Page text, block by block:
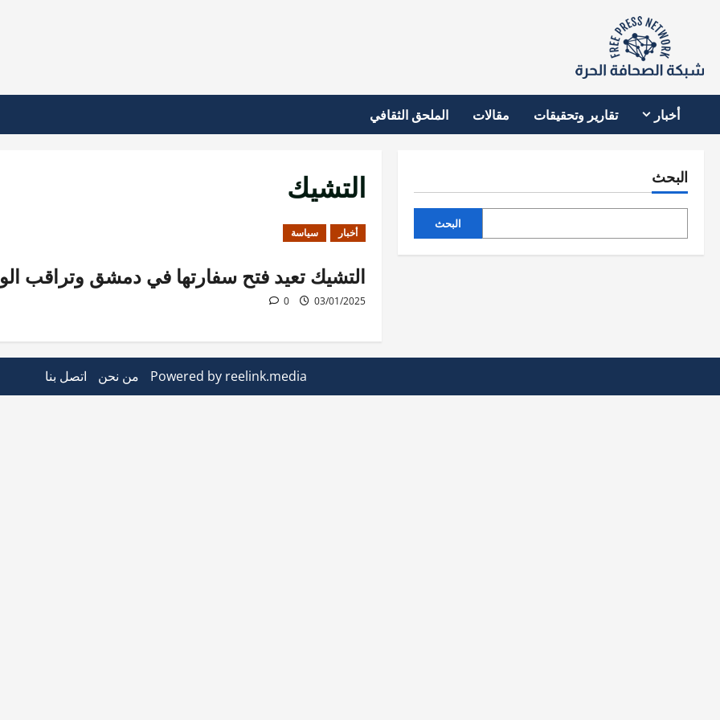
أخبار تقارير وتحقيقات مقالات الملحق الثقافي
التشيك
أخبار سياسة
التشيك تعيد فتح سفارتها في دمشق وتراقب
03/01/2025
0
البحث
البحث
Powered by reelink.media من نحن اتصل بنا